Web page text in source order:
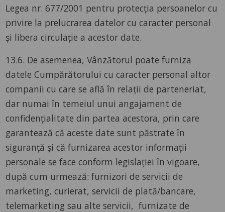
Legea nr. 677/2001 pentru protecția persoanelor cu
privire la prelucrarea datelor cu caracter personal
și libera circulație a acestor date.
13.6. De asemenea, Vânzătorul poate furniza
datele Cumpărătorului cu caracter personal altor
companii cu care se află în relații de parteneriat,
dar numai în temeiul unui angajament de
confidențialitate din partea acestora, prin care
garantează că aceste date sunt păstrate în
siguranță și că furnizarea acestor informații
personale se face conform legislației în vigoare,
după cum urmează: furnizori de servicii de
marketing, curierat, servicii de plată/bancare,
telemarketing sau alte servicii, furnizate de